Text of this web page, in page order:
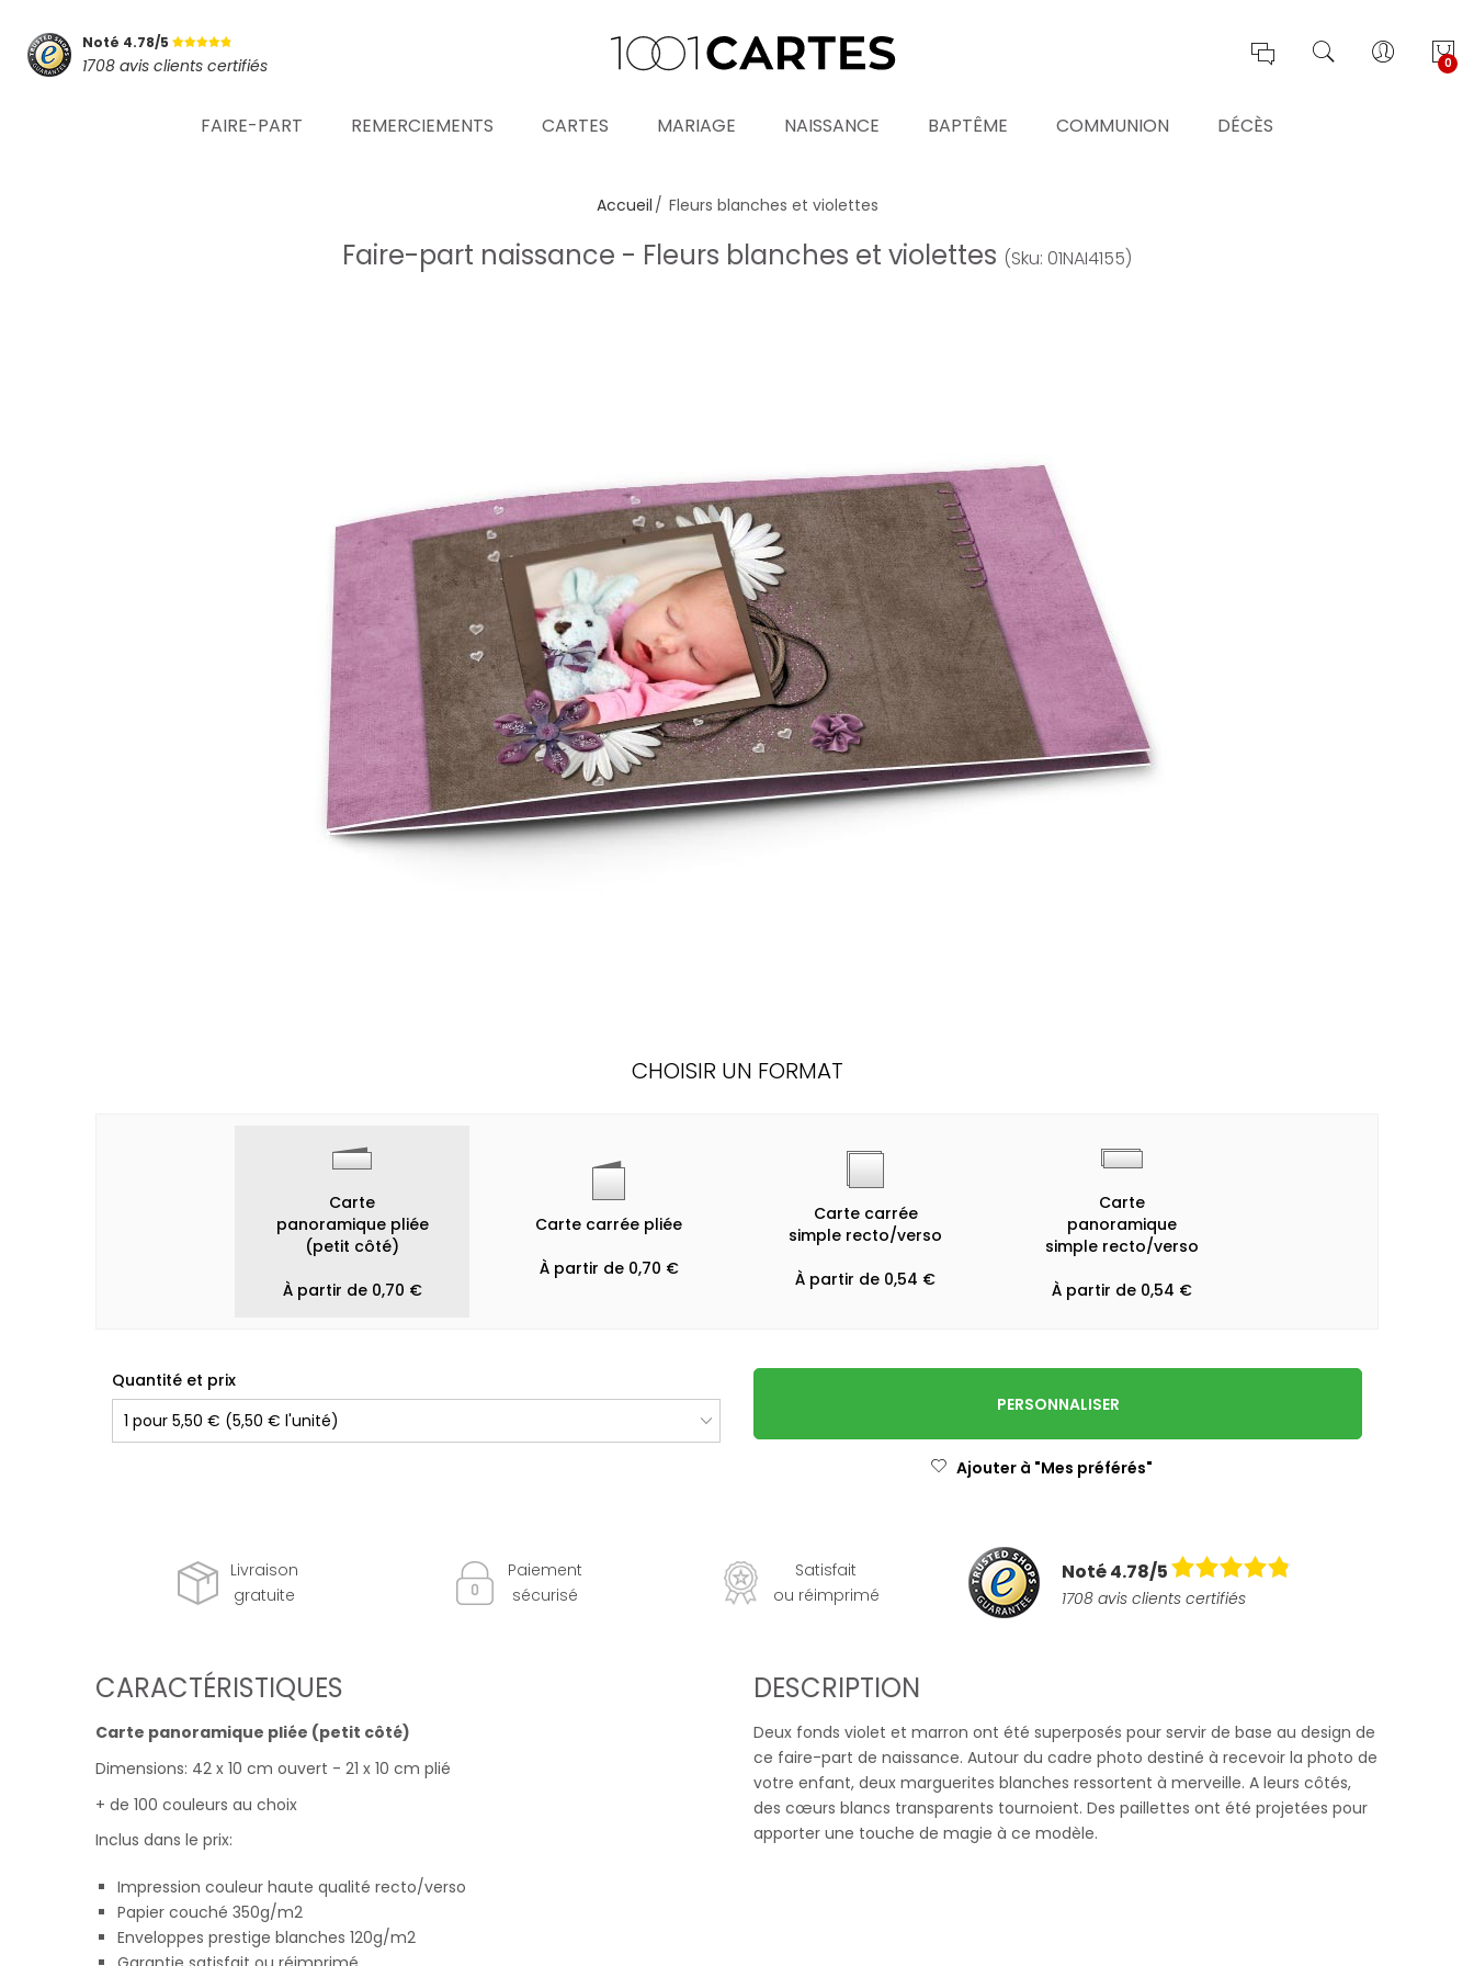
Noté 4.78/5
1708 avis clients certifiés 0
FAIRE-PART REMERCIEMENTS CARTES MARIAGE NAISSANCE BAPTÊME COMMUNION DÉCÈS
Mot de passe oublié ?
SE CONNECTER
Accueil Fleurs blanches et violettes
Faire-part naissance - Fleurs blanches et violettes (Sku: 01NAI4155)
CHOISIR UN FORMAT
Carte
panoramique pliée
(petit côté)
À partir de 0,70 €
Carte carrée pliée
À partir de 0,70 €
Carte carrée
simple recto/verso
À partir de 0,54 €
Carte
panoramique
simple recto/verso
À partir de 0,54 €
Quantité et prix
PERSONNALISER
Ajouter à "Mes préférés"
Livraison
gratuite
Paiement
sécurisé
Satisfait
ou réimprimé
Noté 4.78/5
1708 avis clients certifiés
CARACTÉRISTIQUES
Carte panoramique pliée (petit côté)
Dimensions: 42 x 10 cm ouvert - 21 x 10 cm plié
+ de 100 couleurs au choix
Inclus dans le prix:
Impression couleur haute qualité recto/verso
Papier couché 350g/m2
Enveloppes prestige blanches 120g/m2
DESCRIPTION
Deux fonds violet et marron ont été superposés pour servir de base au design de
ce faire-part de naissance. Autour du cadre photo destiné à recevoir la photo de
votre enfant, deux marguerites blanches ressortent à merveille. A leurs côtés,
des cœurs blancs transparents tournoient. Des paillettes ont été projetées pour
apporter une touche de magie à ce modèle.